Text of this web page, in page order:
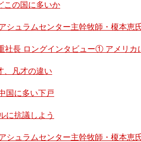
の国に多いか
ュラムセンター主幹牧師・榎本恵
社長 ロングインタビュー① アメリカ
凡才の違い
国に多い下戸
に抗議しよう
ュラムセンター主幹牧師・榎本恵